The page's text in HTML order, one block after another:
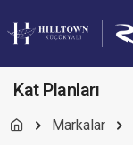
Kat Planları
Markalar